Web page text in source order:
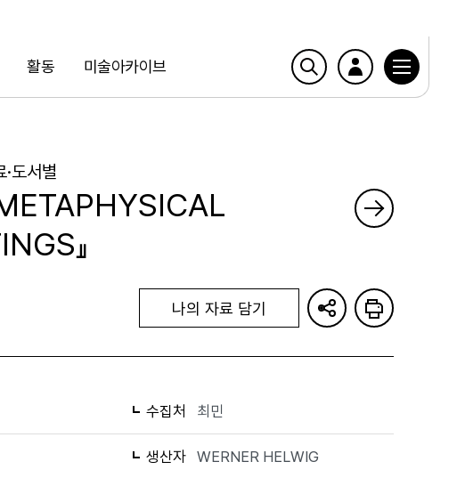
활동 미술아카이브
도서별
』
나의 자료 담기
수집처 최민
생산자 WERNER HELWIG